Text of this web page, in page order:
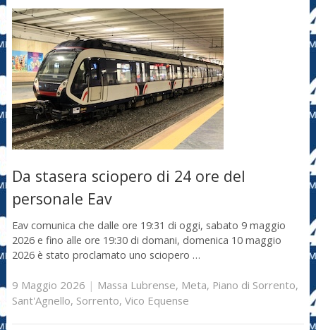
Da stasera sciopero di 24 ore del
personale Eav
Eav comunica che dalle ore 19:31 di oggi, sabato 9 maggio
2026 e fino alle ore 19:30 di domani, domenica 10 maggio
2026 è stato proclamato uno sciopero …
9 Maggio 2026 | Massa Lubrense, Meta, Piano di Sorrento,
Sant'Agnello, Sorrento, Vico Equense